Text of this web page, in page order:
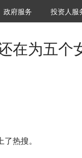
城市之窗
政府服务 VClub投资机
投资机构职位
投资人服
在为五个
热搜。